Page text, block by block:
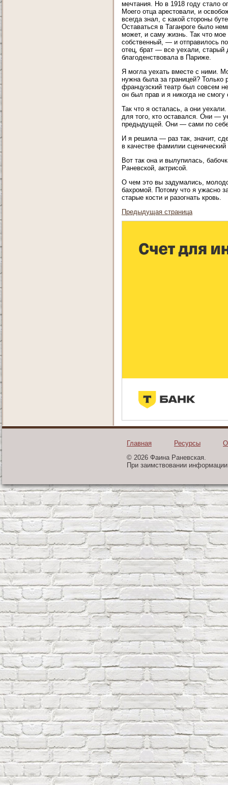
мечтания. Но в 1918 году стало
Моего отца арестовали, и
всегда знал, с какой стороны
Оставаться в Таганроге было
может, и саму жизнь. Так что
собственный, — и отправилось
отец, брат — все уехали,
благоденствовала в Париже.
Я могла уехать вместе с ними.
нужна была за границей?
французский театр был совсем
он был прав и я никогда не
Так что я осталась, а они
для того, кто оставался. Они —
предыдущей. Они — сами по
И я решила — раз так, значит,
в качестве фамилии
Вот так она и вылупилась,
Раневской, актрисой.
О чем это вы задумались,
бахромой. Потому что я ужасно
старые кости и разогнать кровь.
Предыдущая страница
Главная Ресурсы
© 2026 Фаина Раневская.
При заимствовании